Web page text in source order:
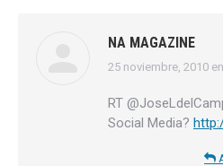
NA MAGAZINE
dice:
25 noviembre, 2010
RT
Social Media?